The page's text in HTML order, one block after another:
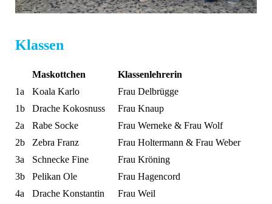
Klassen
Maskottchen
Klassenlehrerin
1a
Koala Karlo
Frau Delbrügge
1b
Drache Kokosnuss
Frau Knaup
2a
Rabe Socke
Frau Werneke & Frau Wolf
2b
Zebra Franz
Frau Holtermann & Frau Weber
3a
Schnecke Fine
Frau Kröning
3b
Pelikan Ole
Frau Hagencord
4a
Drache Konstantin Frau Weil